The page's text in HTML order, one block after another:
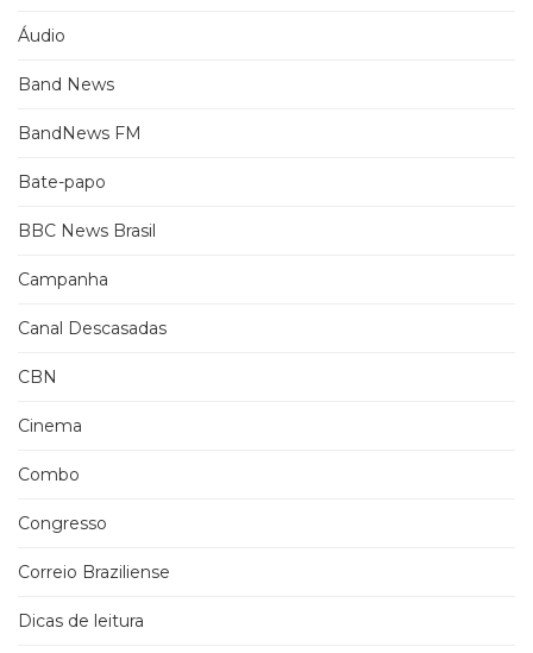
Áudio
Band News
BandNews FM
Bate-papo
BBC News Brasil
Campanha
Canal Descasadas
CBN
Cinema
Combo
Congresso
Correio Braziliense
Dicas de leitura